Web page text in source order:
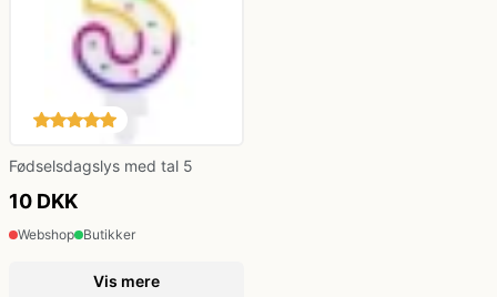
Fødselsdagslys med tal 5
10 DKK
Webshop Butikker
Vis mere